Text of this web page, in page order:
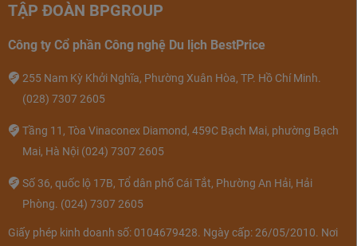
TẬP ĐOÀN BPGROUP
Công ty Cổ phần Công nghệ Du lịch BestPrice
255 Nam Kỳ Khởi Nghĩa, Phường Xuân Hòa, TP. Hồ Chí Minh.
(028) 7307 2605
Tầng 11, Tòa Vinaconex Diamond, 459C Bạch Mai, phường Bạch
Mai, Hà Nội (024) 7307 2605
Số 36, quốc lộ 17B, Tổ dân phố Cái Tắt, Phường An Hải, Hải
Phòng. (024) 7307 2605
Giấy phép kinh doanh số: 0104679428. Ngày cấp: 26/05/2010. Nơi